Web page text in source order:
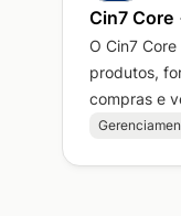
Cin7 Core
O Cin7
produtos,
compras e